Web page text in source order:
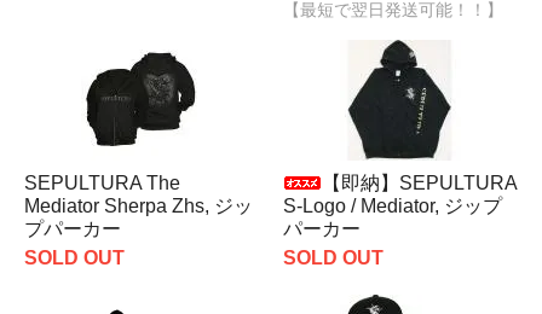
【最短で翌日発送可能！！】
SEPULTURA The
Mediator Sherpa Zhs, ジッ
プパーカー
SOLD OUT
【即納】SEPULTURA
S-Logo / Mediator, ジップ
パーカー
SOLD OUT